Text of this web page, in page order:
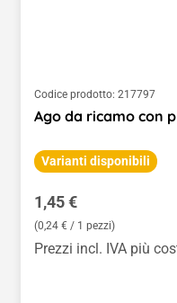
Codice prodotto: 217797
Ago da ricamo con
Varianti disponibili
Prezzo normale:
1,45 €
(0,24 € / 1 pezzi)
Prezzi incl. IVA più